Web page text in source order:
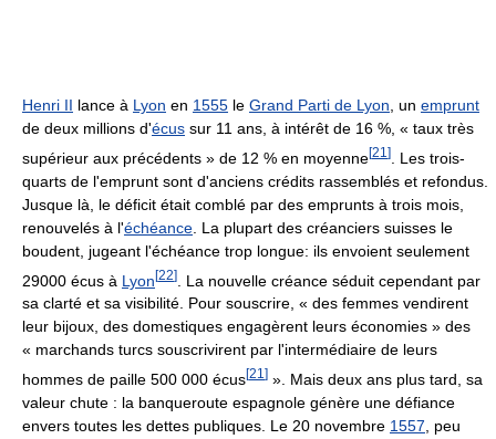
Henri II lance à Lyon en 1555 le Grand Parti de Lyon , un emprunt
de deux millions d'écus sur 11 ans, à intérêt de 16 %, « taux très
supérieur aux précédents » de 12 % en moyenne[21 ]
. Les trois-
quarts de l'emprunt sont d'anciens crédits rassemblés et refondus.
Jusque là, le déficit était comblé par des emprunts à trois mois,
renouvelés à l'échéance . La plupart des créanciers suisses le
boudent, jugeant l'échéance trop longue: ils envoient seulement
29000 écus à Lyon[22]
. La nouvelle créance séduit cependant par
sa clarté et sa visibilité. Pour souscrire, « des femmes vendirent
leur bijoux, des domestiques engagèrent leurs économies » des
« marchands turcs souscrivirent par l'intermédiaire de leurs
hommes de paille 500 000 écus[21 ] ». Mais deux ans plus tard, sa
valeur chute : la banqueroute espagnole génère une défiance
envers toutes les dettes publiques. Le 20 novembre 1557 , peu